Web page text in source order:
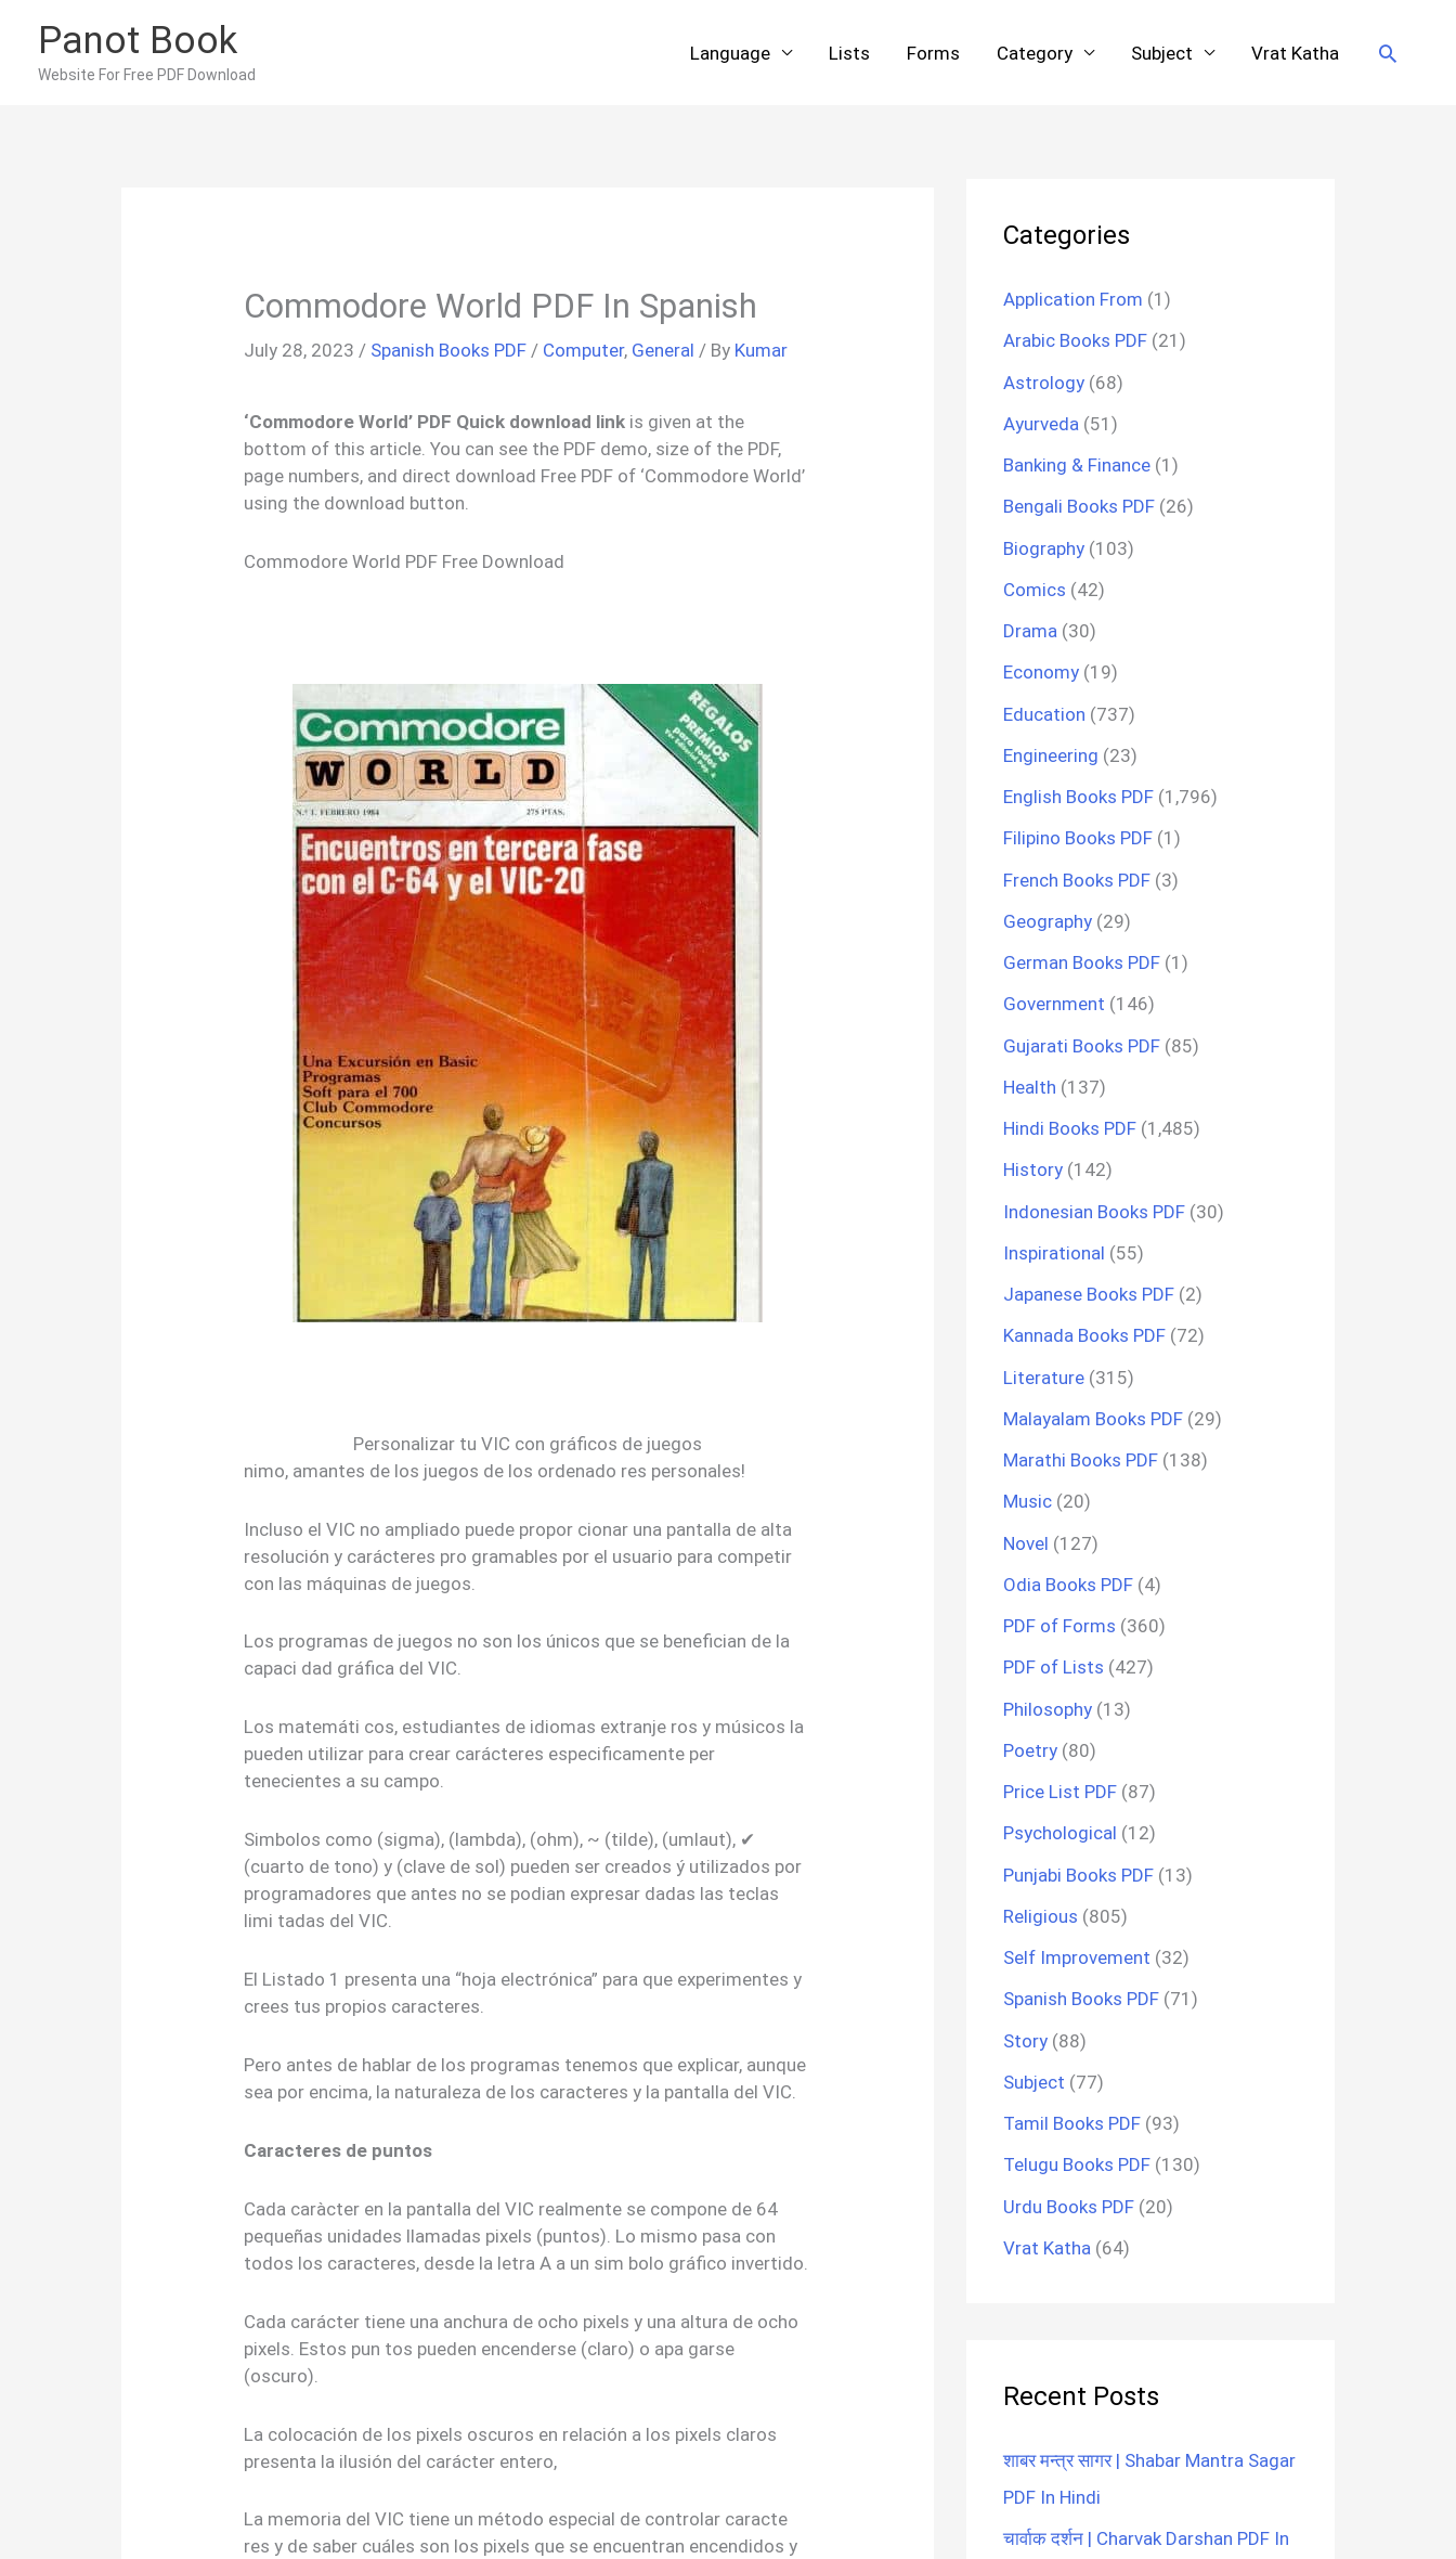
content
Panot Book
Website For Free PDF Download
Language Lists Forms Category Subject Vrat Katha Search
Commodore World PDF In Spanish
July 28, 2023 / Spanish Books PDF / Computer, General / By Kumar
‘Commodore World’ PDF Quick download link is given at the
bottom of this article. You can see the PDF demo, size of the PDF,
page numbers, and direct download Free PDF of ‘Commodore World’
using the download button.
Commodore World PDF Free Download
Personalizar tu VIC con gráficos de juegos
nimo, amantes de los juegos de los ordenado res personales!
Incluso el VIC no ampliado puede propor cionar una pantalla de alta
resolución y carácteres pro gramables por el usuario para competir
con las máquinas de juegos.
Los programas de juegos no son los únicos que se benefician de la
capaci dad gráfica del VIC.
Los matemáti cos, estudiantes de idiomas extranje ros y músicos la
pueden utilizar para crear carácteres especificamente per
tenecientes a su campo.
Simbolos como (sigma), (lambda), (ohm), ~ (tilde), (umlaut), ✔
(cuarto de tono) y (clave de sol) pueden ser creados ý utilizados por
programadores que antes no se podian expresar dadas las teclas
limi tadas del VIC.
El Listado 1 presenta una “hoja electrónica” para que experimentes y
crees tus propios caracteres.
Pero antes de hablar de los programas tenemos que explicar, aunque
sea por encima, la naturaleza de los caracteres y la pantalla del VIC.
Caracteres de puntos
Cada caràcter en la pantalla del VIC realmente se compone de 64
pequeñas unidades llamadas pixels (puntos). Lo mismo pasa con
todos los caracteres, desde la letra A a un sim bolo gráfico invertido.
Cada carácter tiene una anchura de ocho pixels y una altura de ocho
pixels. Estos pun tos pueden encenderse (claro) o apa garse
(oscuro).
La colocación de los pixels oscuros en relación a los pixels claros
presenta la ilusión del carácter entero,
La memoria del VIC tiene un método especial de controlar caracte
res y de saber cuáles son los pixels que se encuentran encendidos y
Categories
Application From (1)
Arabic Books PDF (21)
Astrology (68)
Ayurveda (51)
Banking & Finance (1)
Bengali Books PDF (26)
Biography (103)
Comics (42)
Drama (30)
Economy (19)
Education (737)
Engineering (23)
English Books PDF (1,796)
Filipino Books PDF (1)
French Books PDF (3)
Geography (29)
German Books PDF (1)
Government (146)
Gujarati Books PDF (85)
Health (137)
Hindi Books PDF (1,485)
History (142)
Indonesian Books PDF (30)
Inspirational (55)
Japanese Books PDF (2)
Kannada Books PDF (72)
Literature (315)
Malayalam Books PDF (29)
Marathi Books PDF (138)
Music (20)
Novel (127)
Odia Books PDF (4)
PDF of Forms (360)
PDF of Lists (427)
Philosophy (13)
Poetry (80)
Price List PDF (87)
Psychological (12)
Punjabi Books PDF (13)
Religious (805)
Self Improvement (32)
Spanish Books PDF (71)
Story (88)
Subject (77)
Tamil Books PDF (93)
Telugu Books PDF (130)
Urdu Books PDF (20)
Vrat Katha (64)
Recent Posts
शाबर मन्त्र सागर | Shabar Mantra Sagar
PDF In Hindi
चार्वाक दर्शन | Charvak Darshan PDF In